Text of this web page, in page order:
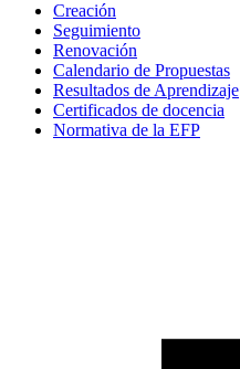
Creación
Seguimiento
Renovación
Calendario de Propuestas
Resultados de Aprendizaje
Certificados de docencia
Normativa de la EFP